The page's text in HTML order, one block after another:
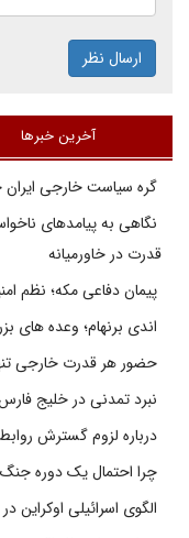
ارسال نظر
آخرین خبرها
گره سیاست خارجی
نگاهی به پیامدهای
قدرت در خاورمیانه
پیمان دفاعی مکه؛ نظم
اندی برنهام؛ وعده
حضور هر قدرت خارجی
نبرد تمدنی در خلیج
درباره لزوم گسترش
چرا احتمال یک دوره جنگ
الگوی اسرائیلی اوکراین در